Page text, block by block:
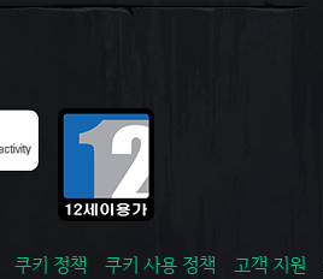
쿠키 정책 쿠키 사용 정책 고객 지원